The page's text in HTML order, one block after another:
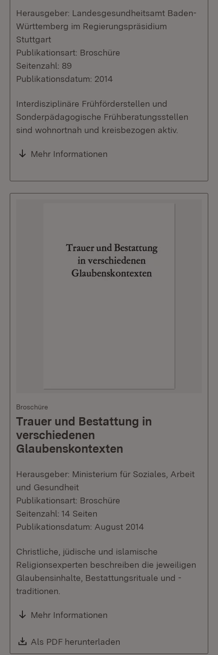
Herausgeber: Landesgesundheitsamt Baden-
Württemberg im Regierungspräsidium
Stuttgart
Publikationsart: Broschüre
Seitenzahl: 89
Publikationsdatum: 2014
Interdisziplinäre Frühförderstellen und
Sonderpädagogische Frühberatungsstellen
sind wohnortnah und kreisbezogen aktiv.
Mehr Informationen
Broschüre
Trauer und Bestattung in
verschiedenen
Glaubenskontexten
Herausgeber: Ministerium für Soziales, Arbeit
und Gesundheit
Publikationsart: Broschüre
Seitenzahl: 14 Seiten
Publikationsdatum: August 2014
Christliche, jüdische und islamische
Religionsexperten beschreiben die jeweiligen
Glaubensinhalte, Bestattungsrituale und -
traditionen.
Mehr Informationen
Download:
Als PDF herunterladen